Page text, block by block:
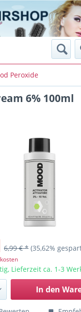
Peroxide
6% 100ml
6,99 € * (35,62%
Lieferzeit ca. 1-3
In den